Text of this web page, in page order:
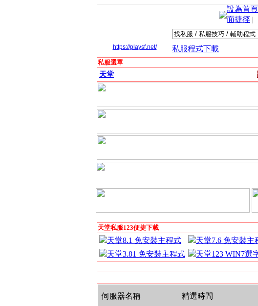
https://playsf.net/
設為首頁
面捷徑 |
私服程式下載
私服選單
天堂
天堂私服123便捷下載
天堂8.1 免安裝主程式 天堂7.6 免安裝主
天堂3.81 免安裝主程式
天堂123 WIN7選
伺服器名稱 精選時間